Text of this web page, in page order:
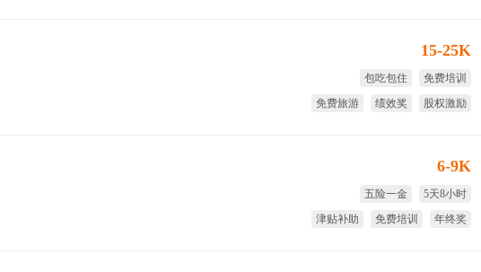
15-25K
包吃包住
免费培训
免费旅游
绩效奖
股权激励
6-9K
五险一金
5天8小时
津贴补助
免费培训
年终奖